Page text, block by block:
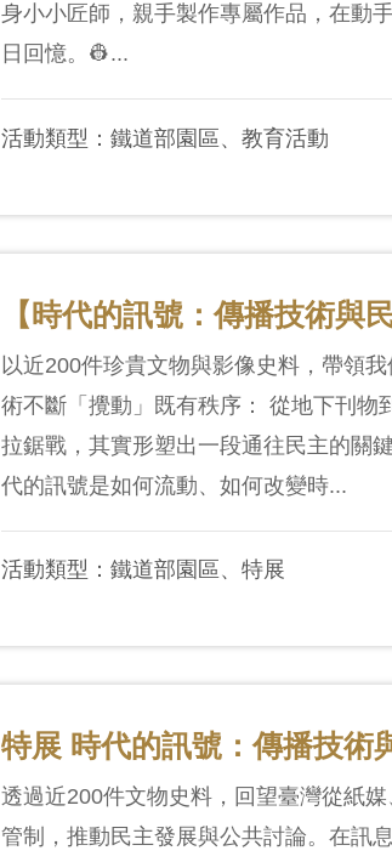
身小小匠師，親手製作專屬作品，在動
日回憶。👷...
活動類型：鐵道部園區、教育活動
【時代的訊號：傳播技術與
以近200件珍貴文物與影像史料，帶領
術不斷「攪動」既有秩序： 從地下刊物
拉鋸戰，其實形塑出一段通往民主的關
代的訊號是如何流動、如何改變時...
活動類型：鐵道部園區、特展
特展 時代的訊號：傳播技術
透過近200件文物史料，回望臺灣從紙
管制，推動民主發展與公共討論。在訊